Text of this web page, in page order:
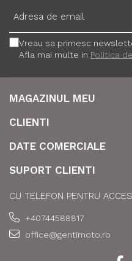
Vreau sa primesc
Afla mai multe in Politica
MAGAZINUL MEU
CLIENTI
DATE COMERCIALE
SUPORT CLIENTI
CU TELEFON PENTRU
+40744588817
office@gentimoto.ro